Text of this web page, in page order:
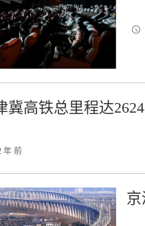
冀高铁总里程达
年 前
京